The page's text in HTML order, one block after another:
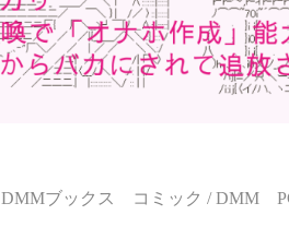
DMMブックス コミック / DMM